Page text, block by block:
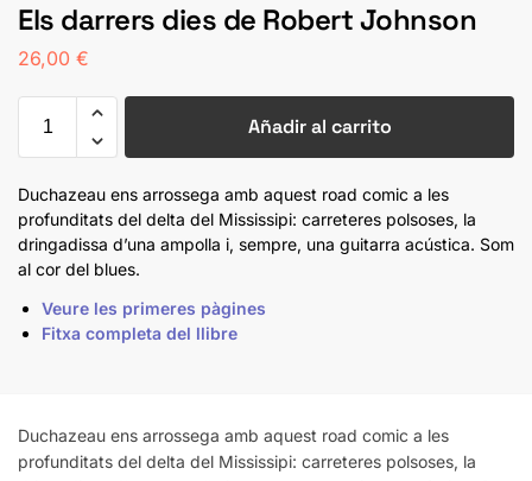
Els darrers dies de Robert Johnson
26,00 €
Añadir al carrito
Duchazeau ens arrossega amb aquest road comic a les
profunditats del delta del Mississipi: carreteres polsoses, la
dringadissa d’una ampolla i, sempre, una guitarra acústica. Som
al cor del blues.
Veure les primeres pàgines
Fitxa completa del llibre
Duchazeau ens arrossega amb aquest road comic a les
profunditats del delta del Mississipi: carreteres polsoses, la